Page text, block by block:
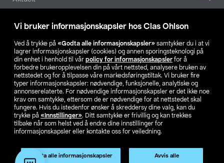
Vi bruker informasjonskapsler hos Clas Ohlson
Ved å trykke på «Godta alle informasjonskapsler» samtykker du i at vi
lagrer informasjonskapsler (cookies) og annen sporingsteknologi på
din enhet i henhold til vår policy for informasjonskapsler for å
forbedre brukeropplevelsen din på vårt nettsted, analysere bruken av
nettstedet og for å tilpasse våre markedsføringstiltak. Vi bruker fire
typer informasjonskapsler: nødvendige, funksjonelle, analytiske og
annonserelaterte. For nødvendige informasjonskapsler er det ikke noe
krav om samtykke, ettersom de er nødvendige for at nettstedet skal
fungere. Hvis du istedenfor ønsker å skreddersy dine valg, kan du
trykke på «Innstillinger». Ditt samtykke er frivillig og kan trekkes
tilbake når som helst ved å endre dine innstillinger for
informasjonskapsler eller kontakte oss for veiledning.
Godta alle informasjonskapsler Avvis alle
Legg i handlekurv
Våre selskaper
Finn din butikk
SE NO FI
Endre til priser ekskl. moms